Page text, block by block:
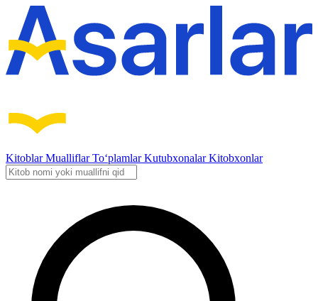
KitoblarMualliflarTo‘plamlarKutubxonalarKitobxonlar